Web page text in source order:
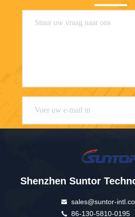
Shenzhen Suntor
sales@suntor-
86-130-5810-0195